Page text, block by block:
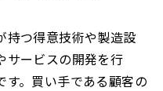
持つ得意技術や製造設
サービスの開発を行
す。買い手である顧客の